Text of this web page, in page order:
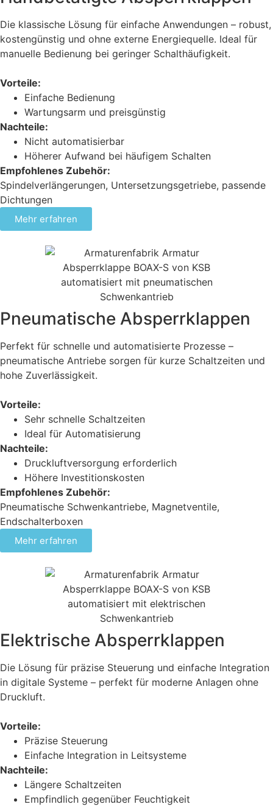
Die klassische Lösung für einfache Anwendungen – robust,
kostengünstig und ohne externe Energiequelle. Ideal für
manuelle Bedienung bei geringer Schalthäufigkeit.
Vorteile:
Einfache Bedienung
Wartungsarm und preisgünstig
Nachteile:
Nicht automatisierbar
Höherer Aufwand bei häufigem Schalten
Empfohlenes Zubehör:
Spindelverlängerungen, Untersetzungsgetriebe, passende
Dichtungen
Mehr erfahren
Pneumatische Absperrklappen
Perfekt für schnelle und automatisierte Prozesse –
pneumatische Antriebe sorgen für kurze Schaltzeiten und
hohe Zuverlässigkeit.
Vorteile:
Sehr schnelle Schaltzeiten
Ideal für Automatisierung
Nachteile:
Druckluftversorgung erforderlich
Höhere Investitionskosten
Empfohlenes Zubehör:
Pneumatische Schwenkantriebe, Magnetventile,
Endschalterboxen
Mehr erfahren
Elektrische Absperrklappen
Die Lösung für präzise Steuerung und einfache Integration
in digitale Systeme – perfekt für moderne Anlagen ohne
Druckluft.
Vorteile:
Präzise Steuerung
Einfache Integration in Leitsysteme
Nachteile:
Längere Schaltzeiten
Empfindlich gegenüber Feuchtigkeit